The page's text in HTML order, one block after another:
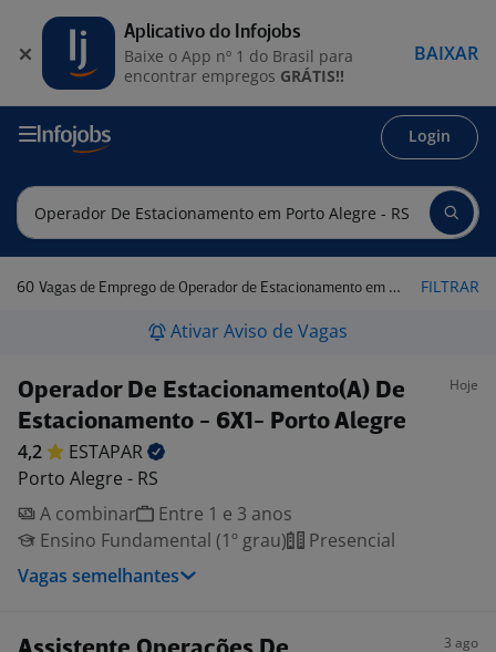
Login
60 Vagas de Emprego de Operador de Estacionamento em Porto Alegre - RS FILTRAR
Ativar Aviso de Vagas
Operador De Estacionamento(A) De
Estacionamento - 6X1- Porto Alegre
Hoje
4,2
ESTAPAR
Porto Alegre - RS
A combinar
Entre 1 e 3 anos
Ensino Fundamental (1º grau)
Presencial
Vagas semelhantes
3 ago
Aplicativo do Infojobs
Baixe o App nº 1 do Brasil para
encontrar empregos GRÁTIS!!
BAIXAR